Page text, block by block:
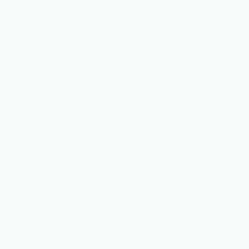
an
Dies gilt
und
unterlagen
längst flexiblen
haben.